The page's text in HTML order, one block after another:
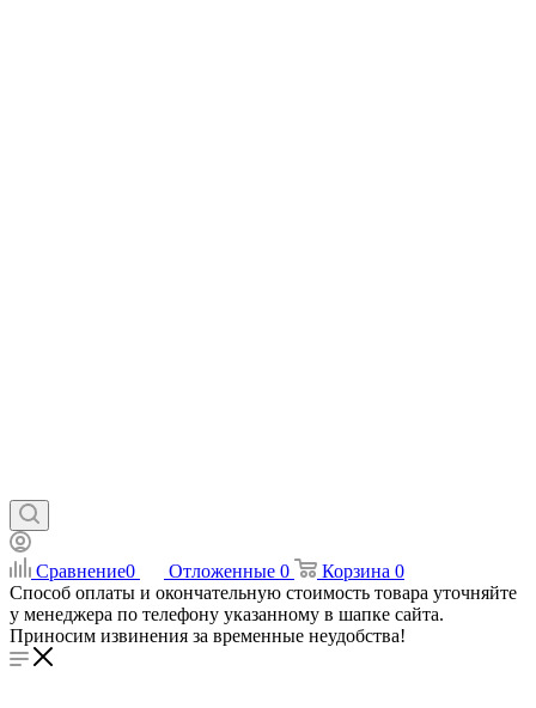
Сравнение0 Отложенные 0 Корзина 0
Способ оплаты и окончательную стоимость товара уточняйте
у менеджера по телефону указанному в шапке сайта.
Приносим извинения за временные неудобства!